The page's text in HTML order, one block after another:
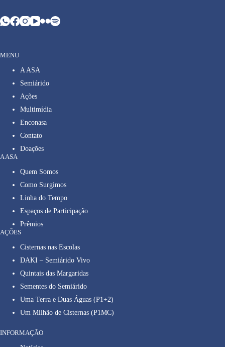
MENU
A ASA
Semiárido
Ações
Multimídia
Enconasa
Contato
Doações
A ASA
Quem Somos
Como Surgimos
Linha do Tempo
Espaços de Participação
Prêmios
AÇÕES
Cisternas nas Escolas
DAKI – Semiárido Vivo
Quintais das Margaridas
Sementes do Semiárido
Uma Terra e Duas Águas (P1+2)
Um Milhão de Cisternas (P1MC)
INFORMAÇÃO